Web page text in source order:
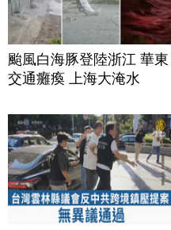
颱風白海豚登陸浙江 華東
交通癱瘓 上海大淹水